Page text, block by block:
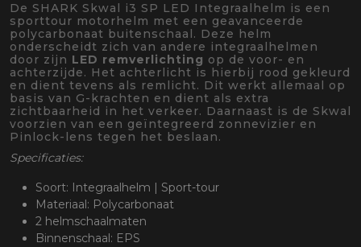
De SHARK Skwal i3 SP LED Integraalhelm is een
sporttour motorhelm met een geavanceerde
polycarbonaat buitenschaal. Deze helm
onderscheidt zich van andere integraalhelmen
door zijn LED remverlichting op de voor- en
achterzijde. Het achterlicht is hierbij rood gekleurd
en dient tevens als remlicht. Dit werkt allemaal op
basis van G-krachten en dient als extra
zichtbaarheid in het verkeer. Daarnaast is de Skwal
voorzien van een geïntegreerd zonnevizier en
Pinlock-lens tegen het beslaan.
Specificaties:
Soort: Integraalhelm | Sport-tour
Materiaal: Polycarbonaat
2 helmschaalmaten
Binnenschaal: EPS